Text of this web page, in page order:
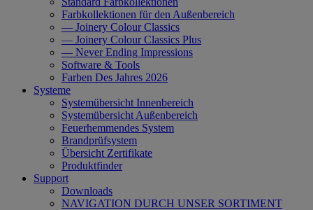
Farbkollektionen für den Außenbereich
— Joinery Colour Classics
— Joinery Colour Classics Plus
— Never Ending Impressions
Software & Tools
Farben Des Jahres 2026
Systeme
Systemübersicht Innenbereich
Systemübersicht Außenbereich
Feuerhemmendes System
Brandprüfsystem
Übersicht Zertifikate
Produktfinder
Support
Downloads
NAVIGATION DURCH UNSER SORTIMENT